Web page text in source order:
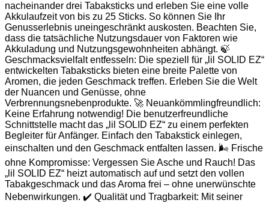
nacheinander drei Tabaksticks und erleben Sie eine volle
Akkulaufzeit von bis zu 25 Sticks. So können Sie Ihr
Genusserlebnis uneingeschränkt auskosten. Beachten Sie,
dass die tatsächliche Nutzungsdauer von Faktoren wie
Akkuladung und Nutzungsgewohnheiten abhängt. 🍃
Geschmacksvielfalt entfesseln: Die speziell für „lil SOLID EZ“
entwickelten Tabaksticks bieten eine breite Palette von
Aromen, die jeden Geschmack treffen. Erleben Sie die Welt
der Nuancen und Genüsse, ohne
Verbrennungsnebenprodukte. 🚀 Neuankömmlingfreundlich:
Keine Erfahrung notwendig! Die benutzerfreundliche
Schnittstelle macht das „lil SOLID EZ“ zu einem perfekten
Begleiter für Anfänger. Einfach den Tabakstick einlegen,
einschalten und den Geschmack entfalten lassen. 🌬️ Frische
ohne Kompromisse: Vergessen Sie Asche und Rauch! Das
„lil SOLID EZ“ heizt automatisch auf und setzt den vollen
Tabakgeschmack und das Aroma frei – ohne unerwünschte
Nebenwirkungen. ✔️ Qualität und Tragbarkeit: Mit seiner